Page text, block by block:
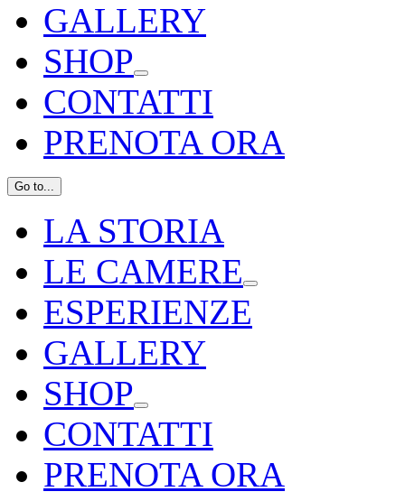
GALLERY
SHOP
CONTATTI
PRENOTA ORA
Go to...
LA STORIA
LE CAMERE
ESPERIENZE
GALLERY
SHOP
CONTATTI
PRENOTA ORA